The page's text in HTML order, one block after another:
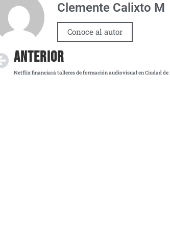
Clemente Calixto M
Conoce al autor
ANTERIOR
Netflix financiará talleres de formación audiovisual en Ciudad de